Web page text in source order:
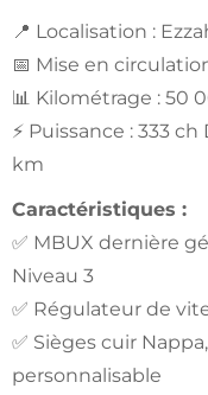
📍 Localisation :
📅 Mise en
📊 Kilométrage : 50
⚡ Puissance : 333
km
Caractéristiques :
✅ MBUX dernière
Niveau 3
✅ Régulateur de
✅ Sièges cuir
personnalisable